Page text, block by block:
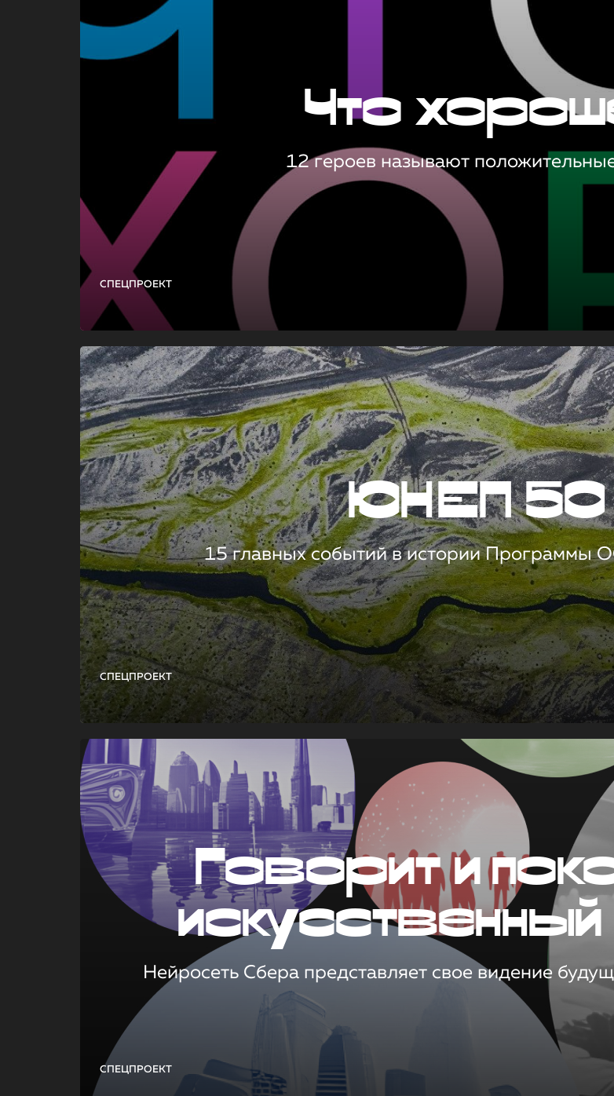
СПЕЦПРОЕКТ
Что
12 героев называют
СПЕЦПРОЕКТ
ЮНЕП 50
15 главных событий в истории Программы
СПЕЦПРОЕКТ
Говорит и
искусственный
Нейросеть Сбера представляет свое видение